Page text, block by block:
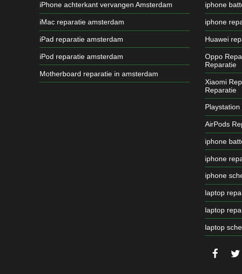
iPhone achterkant vervangen Amsterdam
iMac reparatie amsterdam
iPad reparatie amsterdam
iPod reparatie amsterdam
Motherboard reparatie in amsterdam
iphone
iphone
Huawei
Oppo
Reparatie
Xiaomi
Reparatie
AirPods
iphone
iphone
iphone
laptop
laptop
laptop